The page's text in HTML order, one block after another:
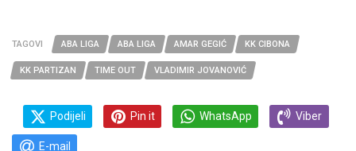
TAGOVI ABA LIGA ABA LIGA AMAR GEGIĆ KK CIBONA
KK PARTIZAN TIME OUT VLADIMIR JOVANOVIĆ
Podijeli Pin it WhatsApp Viber
E-mail